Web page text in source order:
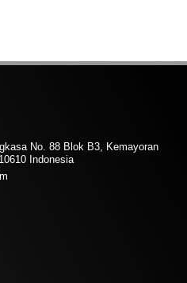
No. 88 Blok B3, Kemayoran
Indonesia